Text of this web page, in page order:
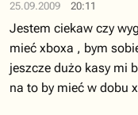
25.09.2009 20:11
Jestem ciekaw czy
mieć xboxa , bym
jeszcze dużo kasy mi
na to by mieć w dobu